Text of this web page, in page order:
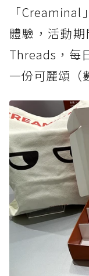
「
體驗，活動
Threads，每
一份可麗頌（